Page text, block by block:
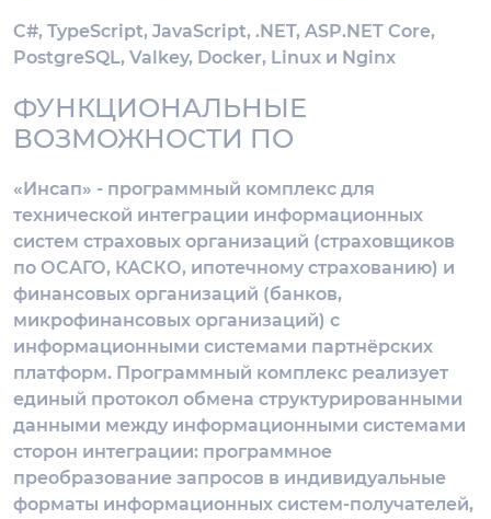
C#, TypeScript, JavaScript, .NET, ASP.NET Core,
PostgreSQL, Valkey, Docker, Linux и Nginx
ФУНКЦИОНАЛЬНЫЕ
ВОЗМОЖНОСТИ ПО
«Инсап» - программный комплекс для
технической интеграции информационных
систем страховых организаций (страховщиков
по ОСАГО, КАСКО, ипотечному страхованию) и
финансовых организаций (банков,
микрофинансовых организаций) с
информационными системами партнёрских
платформ. Программный комплекс реализует
единый протокол обмена структурированными
данными между информационными системами
сторон интеграции: программное
преобразование запросов в индивидуальные
форматы информационных систем-получателей,